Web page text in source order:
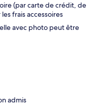
(par carte de crédit, de
frais accessoires
avec photo peut être
admis